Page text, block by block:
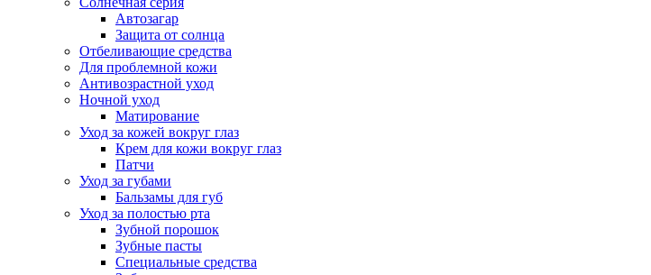
Автозагар
Защита от солнца
Отбеливающие средства
Для проблемной кожи
Антивозрастной уход
Ночной уход
Матирование
Уход за кожей вокруг глаз
Крем для кожи вокруг глаз
Патчи
Уход за губами
Бальзамы для губ
Уход за полостью рта
Зубной порошок
Зубные пасты
Специальные средства